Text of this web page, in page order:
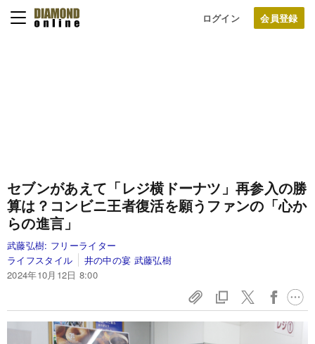
ログイン
セブンがあえて「レジ横ドーナツ」再参入の勝
算は？コンビニ王者復活を願うファンの「心か
らの進言」
武藤弘樹: フリーライター
ライフスタイル
井の中の宴 武藤弘樹
2024年10月12日 8:00